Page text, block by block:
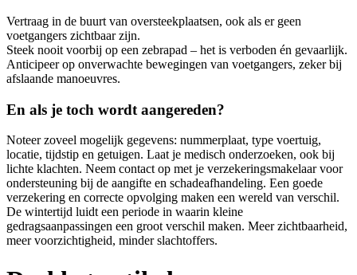
Vertraag in de buurt van oversteekplaatsen, ook als er geen
voetgangers zichtbaar zijn.
Steek nooit voorbij op een zebrapad – het is verboden én gevaarlijk.
Anticipeer op onverwachte bewegingen van voetgangers, zeker bij
afslaande manoeuvres.
En als je toch wordt aangereden?
Noteer zoveel mogelijk gegevens: nummerplaat, type voertuig,
locatie, tijdstip en getuigen. Laat je medisch onderzoeken, ook bij
lichte klachten. Neem contact op met je verzekeringsmakelaar voor
ondersteuning bij de aangifte en schadeafhandeling. Een goede
verzekering en correcte opvolging maken een wereld van verschil.
De wintertijd luidt een periode in waarin kleine
gedragsaanpassingen een groot verschil maken. Meer zichtbaarheid,
meer voorzichtigheid, minder slachtoffers.